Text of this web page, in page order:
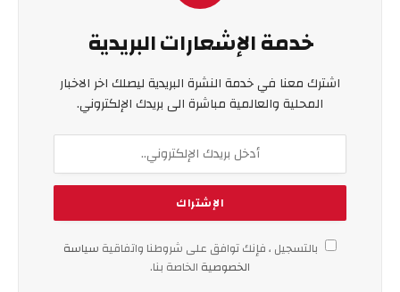
خدمة الإشعارات البريدية
اشترك معنا في خدمة النشرة البريدية ليصلك اخر الاخبار
المحلية والعالمية مباشرة الى بريدك الإلكتروني.
بالتسجيل ، فإنك توافق على شروطنا واتفاقية سياسة
الخصوصية الخاصة بنا.